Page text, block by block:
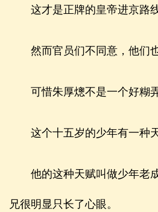
这才是正牌的皇帝进京路线
然而官员们不同意，他们也
可惜朱厚熜不是一个好糊弄
这个十五岁的少年有一种天
他的这种天赋叫做少年老成
兄很明显只长了心眼。